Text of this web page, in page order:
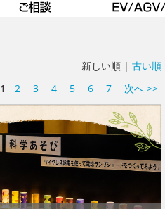
新しい順 | 古い順
1
2 3 4 5 6 7 次へ >>